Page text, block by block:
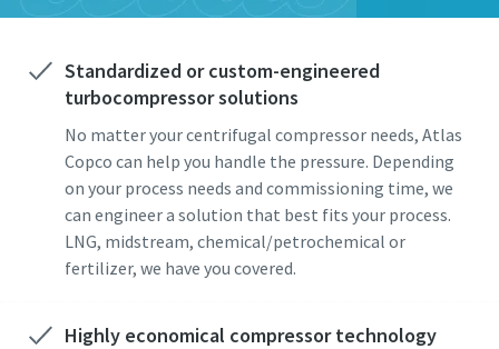
Marknadens mest energieffektiva
blåsmaskiner
Vi erbjuder ett komplett produktprogram inom lågtryck
och vi kan hjälpa kunder att hitta en optimal lösning
oavsett behov och typ av applikation. En blåsmaskin från
Atlas Copco kan sänka energikostnaderna med upp till
Standardized or custom-engineered
turbocompressor solutions
No matter your centrifugal compressor needs, Atlas
Copco can help you handle the pressure. Depending
on your process needs and commissioning time, we
can engineer a solution that best fits your process.
LNG, midstream, chemical/petrochemical or
fertilizer, we have you covered.
Highly economical compressor technology